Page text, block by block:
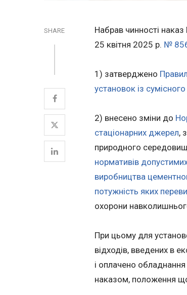
SHARE
Набрав чинності наказ
25 квітня 2025 р. №
1) затверджено
установок із
2) внесено зміни до
стаціонарних джерел,
природного
нормативів
виробництва
потужність яких
охорони
При цьому для
відходів, введених в
і оплачено
наказом, положення